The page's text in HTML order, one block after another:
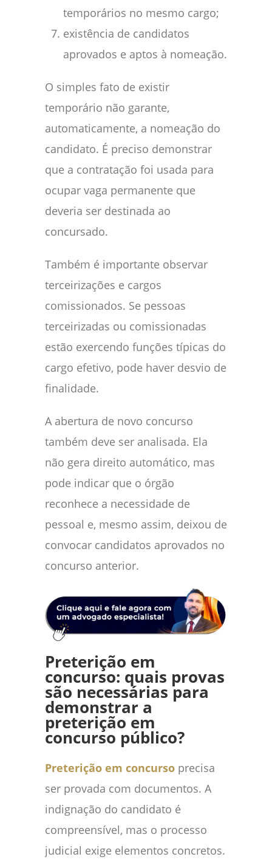
temporários no mesmo cargo;
existência de candidatos
aprovados e aptos à nomeação.
O simples fato de existir
temporário não garante,
automaticamente, a nomeação do
candidato. É preciso demonstrar
que a contratação foi usada para
ocupar vaga permanente que
deveria ser destinada ao
concursado.
Também é importante observar
terceirizações e cargos
comissionados. Se pessoas
terceirizadas ou comissionadas
estão exercendo funções típicas do
cargo efetivo, pode haver desvio de
finalidade.
A abertura de novo concurso
também deve ser analisada. Ela
não gera direito automático, mas
pode indicar que o órgão
reconhece a necessidade de
pessoal e, mesmo assim, deixou de
convocar candidatos aprovados no
concurso anterior.
Preterição em
concurso: quais provas
são necessárias para
demonstrar a
preterição em
concurso público?
Preterição em concurso precisa
ser provada com documentos. A
indignação do candidato é
compreensível, mas o processo
judicial exige elementos concretos.